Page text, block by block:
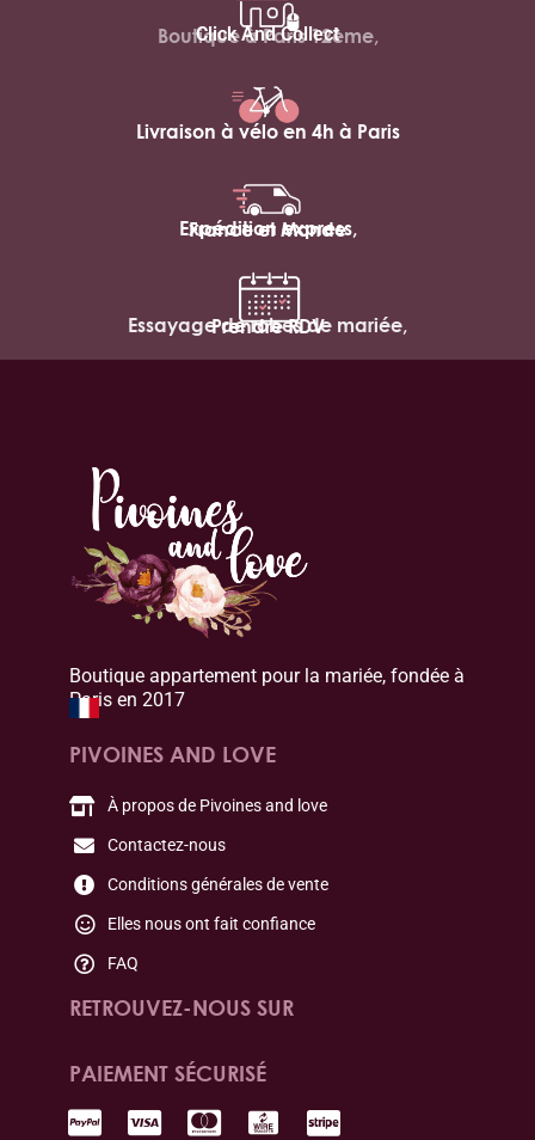
Click And Collect
Boutique à Paris 12ème,
Livraison à vélo en 4h à Paris
Expédition express,
France et Monde
Essayage de robes de mariée,
Prendre RDV
Boutique appartement pour la mariée, fondée à
Paris en 2017
PIVOINES AND LOVE
À propos de Pivoines and love
Contactez-nous
Conditions générales de vente
Elles nous ont fait confiance
FAQ
RETROUVEZ-NOUS SUR
PAIEMENT SÉCURISÉ